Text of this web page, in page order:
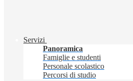
Servizi
Panoramica
Famiglie e studenti
Personale scolastico
Percorsi di studio